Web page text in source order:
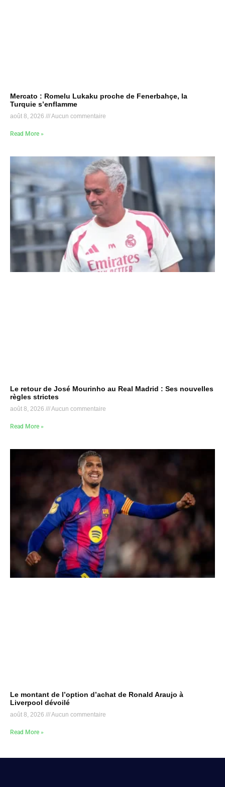
Mercato : Romelu Lukaku proche de Fenerbahçe, la
Turquie s’enflamme
août 8, 2026 Aucun commentaire
Read More »
Le retour de José Mourinho au Real Madrid : Ses nouvelles
règles strictes
août 8, 2026 Aucun commentaire
Read More »
Le montant de l’option d’achat de Ronald Araujo à
Liverpool dévoilé
août 8, 2026 Aucun commentaire
Read More »